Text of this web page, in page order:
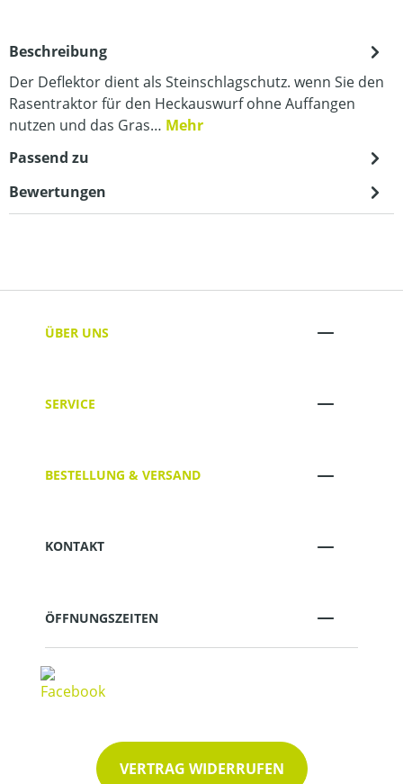
Beschreibung
Der Deflektor dient als Steinschlagschutz. wenn Sie den
Rasentraktor für den Heckauswurf ohne Auffangen
nutzen und das Gras… Mehr
Passend zu
Bewertungen
ÜBER UNS
SERVICE
BESTELLUNG & VERSAND
KONTAKT
ÖFFNUNGSZEITEN
VERTRAG WIDERRUFEN